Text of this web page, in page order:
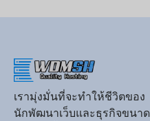
เรามุ่งมั่นที่จะทำให้ชีวิตของ
นักพัฒนาเว็บและธุรกิจขนาด